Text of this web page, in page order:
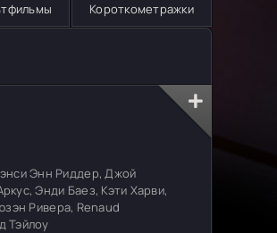
Короткометражки
Энн Риддер, Джой
Энди Баез, Кэти Харви,
Ривера, Renaud
Тэйлоу